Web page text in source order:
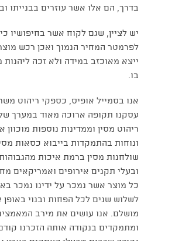
בדרך, הם אלו אשר עוזרים בבנייתו
יש לציין, שגם לקוח אשר בחיפושיו
לפרמטר המחיר הנמוך ואכן רכש
ייצא מאוכזב במידה ולא זכה
בו.
אנו בסמייל אופיס, כספקי ריהוט
עסקנו תקופה ארוכה מאוד במערך של
ריהוט מסין וממדינות נוספות מוכוון
ונוחות בהתמקדות בייבוא כסאות
שולחנות מסין ברמת איכות
ובעלי תקנים אירופים ואמריקאים
כל מוצר אשר נמכר על ידינו נמכר
לשלוש שנים לכל הפחות ובנוי באופן
מושלם. אנו עושים את מירב
ומתמקדים בנקודה אותה הזכרנו